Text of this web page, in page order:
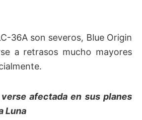
36A son severos, Blue Origin
a retrasos mucho mayores
afectada en sus planes
Luna